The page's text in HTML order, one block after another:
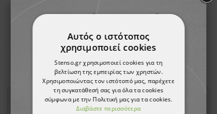
Εμφανίζονται τα στοιχεία 1-5 από σύνολο 5
ΔΕΊΤΕ ΠΕΡΙΣΣΌΤΕΡΑ ΠΡΟΪΌΝΤΑ:
Αυτός ο ιστότοπος
χρησιμοποιεί cookies
Stenso.gr χρησιμοποιεί cookies για τη
βελτίωση της εμπειρίας των χρηστών.
Χρησιμοποιώντας τον ιστότοπό μας, παρέχετε
τη συγκατάθεσή σας για όλα τα cookies
σύμφωνα με την Πολιτική μας για τα cookies.
Διαβάστε περισσότερα